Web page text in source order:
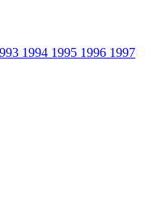
1994 1995 1996 1997